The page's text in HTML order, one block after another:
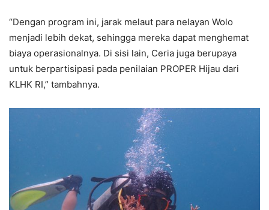
“Dengan program ini, jarak melaut para nelayan Wolo
menjadi lebih dekat, sehingga mereka dapat menghemat
biaya operasionalnya. Di sisi lain, Ceria juga berupaya
untuk berpartisipasi pada penilaian PROPER Hijau dari
KLHK RI,” tambahnya.